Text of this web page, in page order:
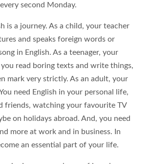
second Monday.
is a journey. As a child, your teacher
and speaks foreign words or
in English. As a teenager, your
you read boring texts and write things,
mark very strictly. As an adult, your
need English in your personal life,
friends, watching your favourite TV
on holidays abroad. And, you need
more at work and in business. In
an essential part of your life.